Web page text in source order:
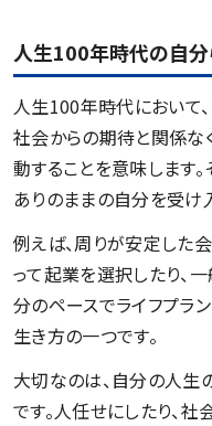
人生100年時代の自分
人生100年時代において
社会からの期待と関係な
動することを意味します
ありのままの自分を受け
例えば、周りが安定した
って起業を選択したり、
分のペースでライフプラ
生き方の一つです。
大切なのは、自分の人生
です。人任せにしたり、